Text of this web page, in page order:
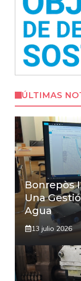
ÚLTIMAS
Bonrepòs
Una
Agua
13 julio 2026